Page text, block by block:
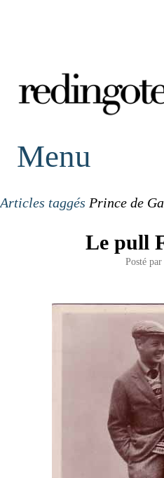
redingote.
Menu
Articles taggés Prince de
Le pull
Posté par